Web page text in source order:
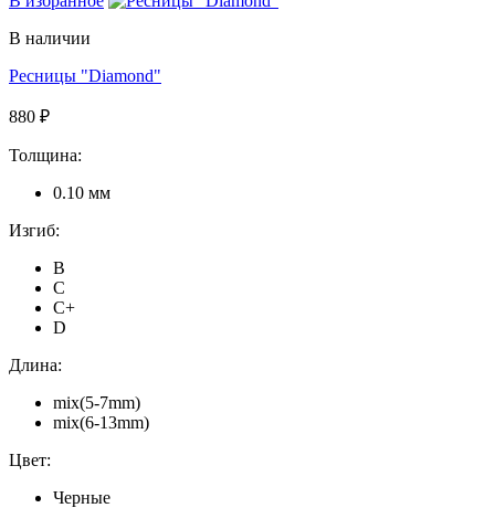
В наличии
Ресницы "Diamond"
880 ₽
Толщина:
0.10 мм
Изгиб:
B
C
C+
D
Длина:
mix(5-7mm)
mix(6-13mm)
Цвет:
Черные